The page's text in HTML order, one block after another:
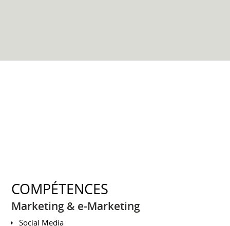
COMPÉTENCES
Marketing & e-Marketing
Social Media